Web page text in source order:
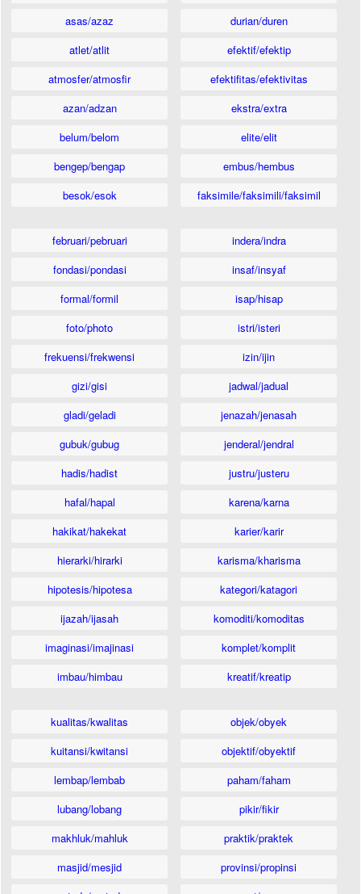
asas/azaz
atlet/atlit
atmosfer/atmosfir
azan/adzan
belum/belom
bengep/bengap
besok/esok
durian/duren
efektif/efektip
efektifitas/efektivitas
ekstra/extra
elite/elit
embus/hembus
faksimile/faksimili/faksimil
februari/pebruari
fondasi/pondasi
formal/formil
foto/photo
frekuensi/frekwensi
gizi/gisi
gladi/geladi
gubuk/gubug
hadis/hadist
hafal/hapal
hakikat/hakekat
hierarki/hirarki
hipotesis/hipotesa
ijazah/ijasah
imaginasi/imajinasi
imbau/himbau
indera/indra
insaf/insyaf
isap/hisap
istri/isteri
izin/ijin
jadwal/jadual
jenazah/jenasah
jenderal/jendral
justru/justeru
karena/karna
karier/karir
karisma/kharisma
kategori/katagori
komoditi/komoditas
komplet/komplit
kreatif/kreatip
kualitas/kwalitas
kuitansi/kwitansi
lembap/lembab
lubang/lobang
makhluk/mahluk
masjid/mesjid
objek/obyek
objektif/obyektif
paham/faham
pikir/fikir
praktik/praktek
provinsi/propinsi